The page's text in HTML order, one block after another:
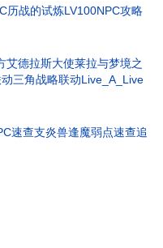
历战的试炼LV100NPC攻略
艾德拉斯大使莱拉与梦境之
三角战略联动Live_A_Live
速查支炎兽逢魔弱点速查追